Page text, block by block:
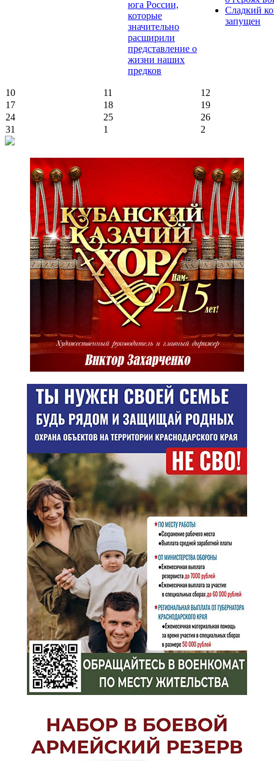
юга России,
которые
значительно
расширили
представление о
жизни наших
предков
Сладкий
запущен
10 11
12
17
18
19
24
25
26
31
1 2